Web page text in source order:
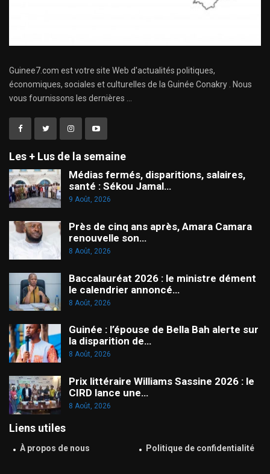
Guinee7.com est votre site Web d'actualités politiques,
économiques, sociales et culturelles de la Guinée Conakry . Nous
vous fournissons les dernières ...
Les + Lus de la semaine
Médias fermés, disparitions, salaires,
santé : Sékou Jamal…
9 Août, 2026
Près de cinq ans après, Amara Camara
renouvelle son…
8 Août, 2026
Baccalauréat 2026 : le ministre dément
le calendrier annoncé…
8 Août, 2026
Guinée : l’épouse de Bella Bah alerte sur
la disparition de…
8 Août, 2026
Prix littéraire Williams Sassine 2026 : le
CIRD lance une…
8 Août, 2026
Liens utiles
À propos de nous Politique de confidentialité